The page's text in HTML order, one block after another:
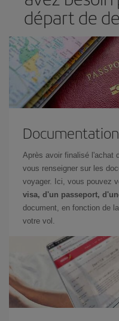
départ de
Après avoir finalisé l'achat
vous renseigner sur les
voyager. Ici, vous pouvez
visa, d'un passeport,
document, en fonction de
votre vol.